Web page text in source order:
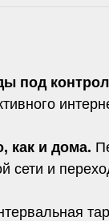
под
как и дома.
сети и